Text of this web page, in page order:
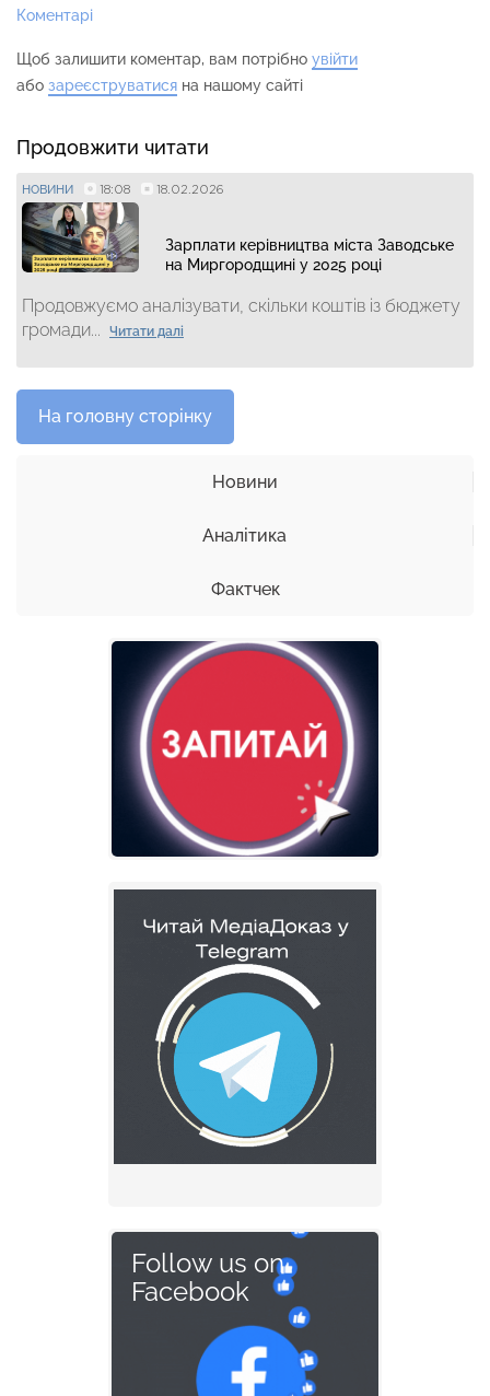
Коментарі
Щоб залишити коментар, вам потрібно увійти
або зареєструватися на нашому сайті
Продовжити читати
НОВИНИ 18:08 18.02.2026
Зарплати керівництва міста Заводське
на Миргородщині у 2025 році
Продовжуємо аналізувати, скільки коштів із бюджету
громади...
Читати далі
На головну сторінку
Новини
Аналітика
Фактчек
Follow us on
Facebook